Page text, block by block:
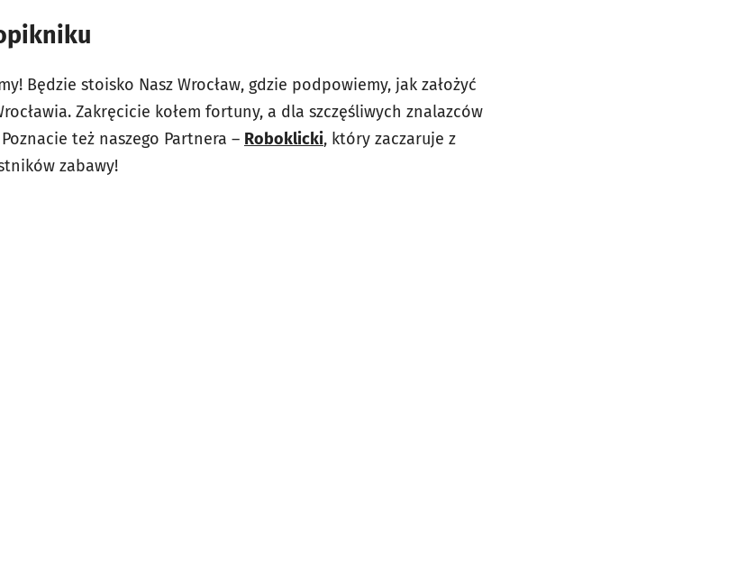
Będzie stoisko Nasz Wrocław, gdzie podpowiemy, jak założyć
Zakręcicie kołem fortuny, a dla szczęśliwych znalazców
też naszego Partnera – Roboklicki, który zaczaruje z
zabawy!